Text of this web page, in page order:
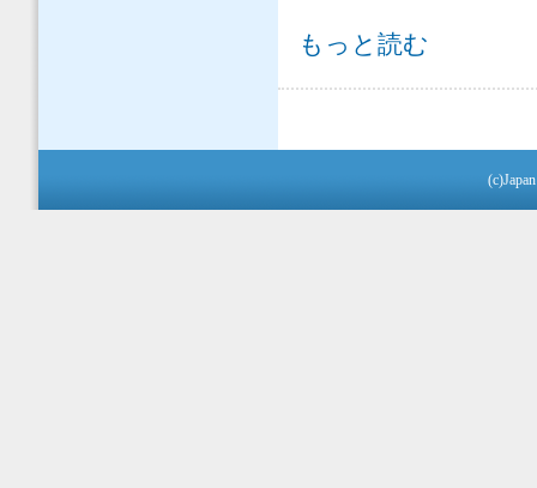
COVID-19災禍を踏まえた社会と
て
もっと読む